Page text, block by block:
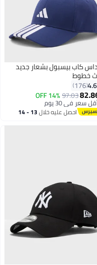
كاب بيسبول بشعار جديد
خطوط
4.6
176
97.03
14% OFF
سعر في 30 يوم
سعر في 30 يوماحصل عليه خلال 13 - 14